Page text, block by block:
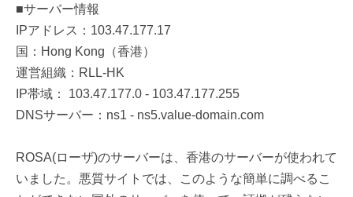
■サーバー情報
IPアドレス：103.47.177.17
国：Hong Kong（香港）
運営組織：RLL-HK
IP帯域： 103.47.177.0 - 103.47.177.255
DNSサーバー：ns1 - ns5.value-domain.com
ROSA(ローザ)のサーバーは、香港のサーバーが使われて
いました。悪質サイトでは、このような簡単に調べるこ